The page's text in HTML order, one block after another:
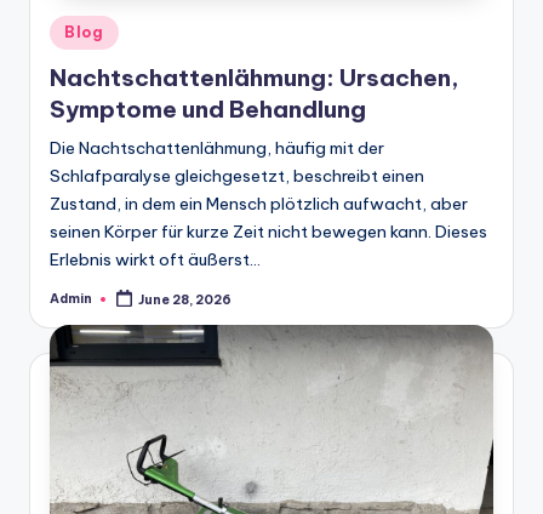
Posted
in
Blog
Nachtschattenlähmung: Ursachen,
Symptome und Behandlung
Die Nachtschattenlähmung, häufig mit der
Schlafparalyse gleichgesetzt, beschreibt einen
Zustand, in dem ein Mensch plötzlich aufwacht, aber
seinen Körper für kurze Zeit nicht bewegen kann. Dieses
Erlebnis wirkt oft äußerst…
Posted
Admin June 28, 2026